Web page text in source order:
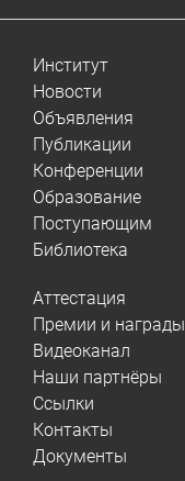
Институт
Новости
Объявления
Публикации
Конференции
Образование
Поступающим
Библиотека
Аттестация
Премии и награды
Видеоканал
Наши партнёры
Ссылки
Контакты
Документы